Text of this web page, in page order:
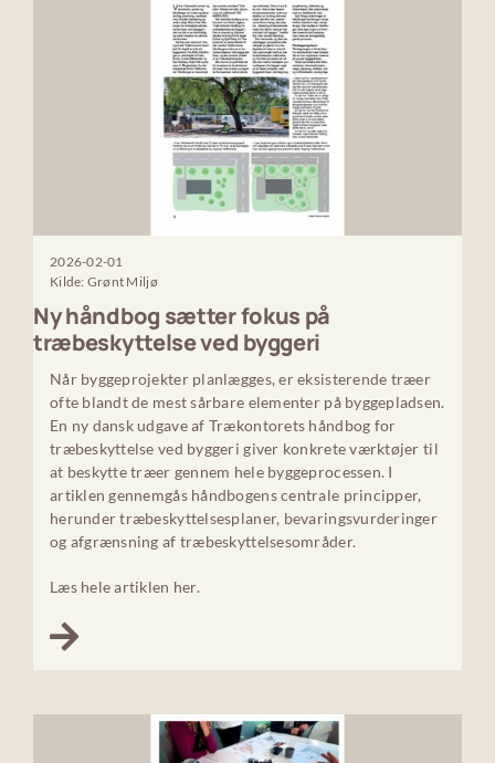
2026-02-01
Kilde: Grønt Miljø
Ny håndbog sætter fokus på
træbeskyttelse ved byggeri
Når byggeprojekter planlægges, er eksisterende træer
ofte blandt de mest sårbare elementer på byggepladsen.
En ny dansk udgave af Trækontorets håndbog for
træbeskyttelse ved byggeri giver konkrete værktøjer til
at beskytte træer gennem hele byggeprocessen. I
artiklen gennemgås håndbogens centrale principper,
herunder træbeskyttelsesplaner, bevaringsvurderinger
og afgrænsning af træbeskyttelsesområder.
Læs hele artiklen her.